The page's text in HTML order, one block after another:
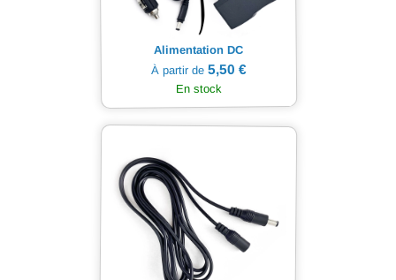
Alimentation DC
À partir de 5,50 €
En stock